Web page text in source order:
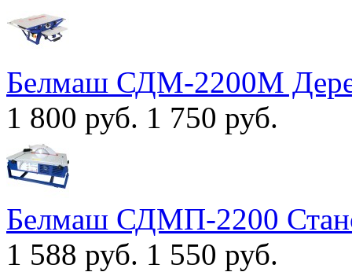
Белмаш СДМ-2200M
1 800 руб. 1 750 руб.
Белмаш СДМП-2200
1 588 руб. 1 550 руб.